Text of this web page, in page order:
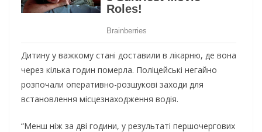
Дитину у важкому стані доставили в лікарню, де вона
через кілька годин померла. Поліцейські негайно
розпочали оперативно-розшукові заходи для
встановлення місцезнаходження водія.
“Менш ніж за дві години, у результаті першочергових